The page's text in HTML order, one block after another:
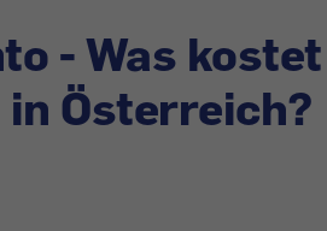
- Was
Österreich?